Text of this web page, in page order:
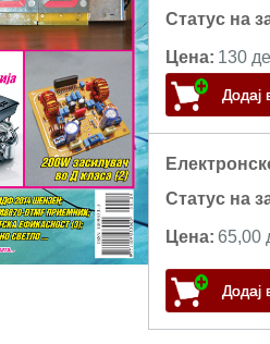
Статус на
Цена: 130
Статус на
Цена: 65,00